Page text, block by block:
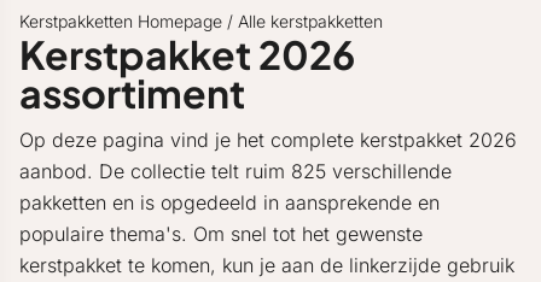
Kerstpakketten Homepage / Alle kerstpakketten
Kerstpakket 2026
assortiment
Op deze pagina vind je het complete kerstpakket 2026
aanbod. De collectie telt ruim 825 verschillende
pakketten en is opgedeeld in aansprekende en
populaire thema's. Om snel tot het gewenste
kerstpakket te komen, kun je aan de linkerzijde gebruik